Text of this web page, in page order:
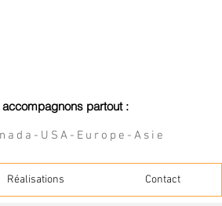
partout :
USA-Europe-Asie
Réalisations Contact